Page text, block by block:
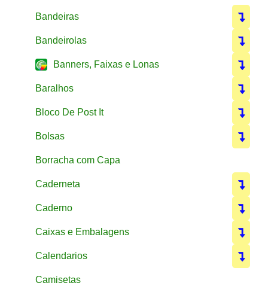
Bandeiras
Bandeirolas
Banners, Faixas e Lonas
Baralhos
Bloco De Post It
Bolsas
Borracha com Capa
Caderneta
Caderno
Caixas e Embalagens
Calendarios
Camisetas